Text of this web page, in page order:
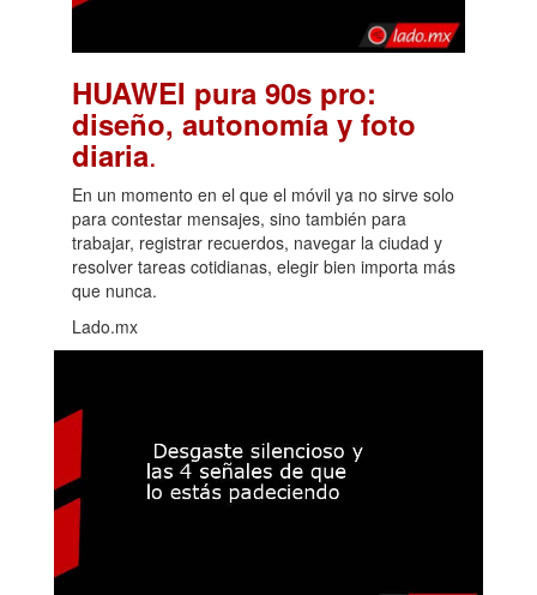
HUAWEI pura 90s pro:
diseño, autonomía y foto
diaria.
En un momento en el que el móvil ya no sirve solo
para contestar mensajes, sino también para
trabajar, registrar recuerdos, navegar la ciudad y
resolver tareas cotidianas, elegir bien importa más
que nunca.
Lado.mx